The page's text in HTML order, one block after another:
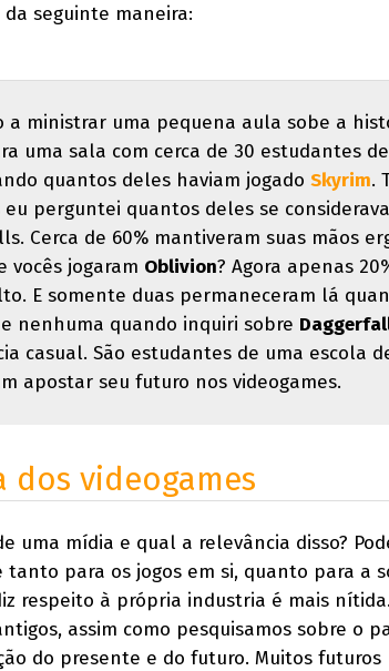
seguinte maneira:
a ministrar uma pequena aula sobe a
uma sala com cerca de 30 estudantes
quantos deles haviam jogado Skyrim.
perguntei quantos deles se
Cerca de 60% mantiveram suas mãos
vocês jogaram Oblivion? Agora apenas
E somente duas permaneceram lá
nenhuma quando inquiri sobre
casual. São estudantes de uma escola
apostar seu futuro nos videogames.
dos videogames
uma mídia e qual a relevância disso?
para os jogos em si, quanto para a
respeito à própria industria é mais
assim como pesquisamos sobre o
do presente e do futuro. Muitos futuros